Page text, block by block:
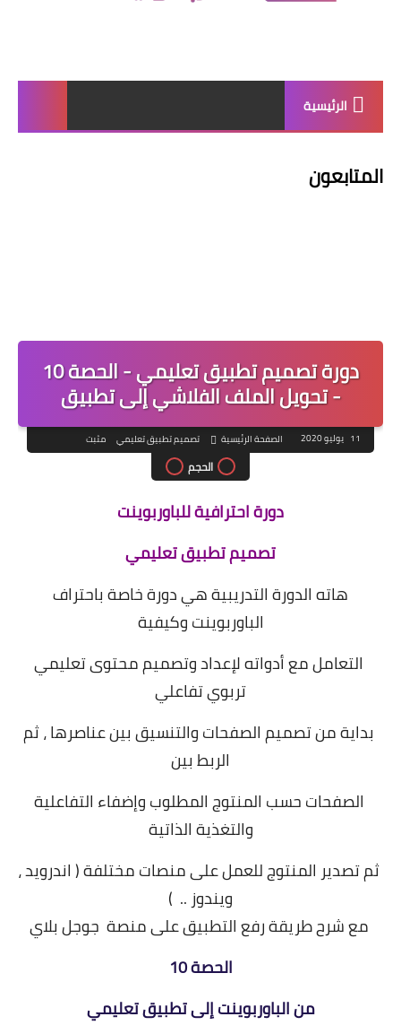
الرئيسية
المتابعون
دورة تصميم تطبيق تعليمي - الحصة 10
- تحويل الملف الفلاشي إلى تطبيق
11 يوليو 2020 الصفحة الرئيسية تصميم تطبيق تعليمي مثبت
الحجم
دورة احترافية للباوربوينت
تصميم تطبيق تعليمي
هاته الدورة التدريبية هي دورة خاصة باحتراف
الباوربوينت وكيفية
التعامل مع أدواته لإعداد وتصميم محتوى تعليمي
تربوي تفاعلي
بداية من تصميم الصفحات والتنسيق بين عناصرها ، ثم
الربط بين
الصفحات حسب المنتوج المطلوب وإضفاء التفاعلية
والتغذية الذاتية
ثم تصدير المنتوج للعمل على منصات مختلفة ( اندرويد ،
ويندوز .. )
مع شرح طريقة رفع التطبيق على منصة جوجل بلاي
الحصة 10
من الباوربوينت إلى تطبيق تعليمي